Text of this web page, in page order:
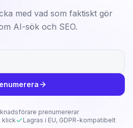
med vad som faktiskt gör
AI-sök och SEO.
prenumererar
klick
Lagras i EU, GDPR-kompatibelt